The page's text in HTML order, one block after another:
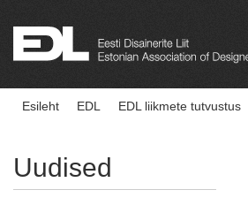
Esileht EDL EDL liikmete tutvustus
Uudised